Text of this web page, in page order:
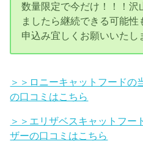
数量限定で今だけ！！！沢
ましたら継続できる可能
申込み宜しくお願いいたし
＞＞ロニーキャットフードの
の口コミはこちら
＞＞エリザベスキャットフー
ザーの口コミはこちら